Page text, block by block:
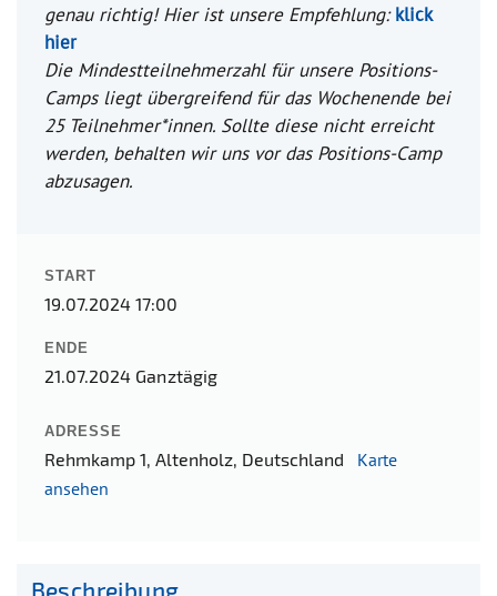
genau richtig! Hier ist unsere Empfehlung: klick
hier
Die Mindestteilnehmerzahl für unsere Positions-
Camps liegt übergreifend für das Wochenende bei
25 Teilnehmer*innen. Sollte diese nicht erreicht
werden, behalten wir uns vor das Positions-Camp
abzusagen.
START
19.07.2024 17:00
ENDE
21.07.2024 Ganztägig
ADRESSE
Rehmkamp 1, Altenholz, Deutschland Karte
ansehen
Beschreibung